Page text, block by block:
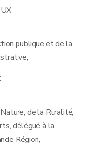
publique et de la
de la Ruralité,
délégué à la
Région,